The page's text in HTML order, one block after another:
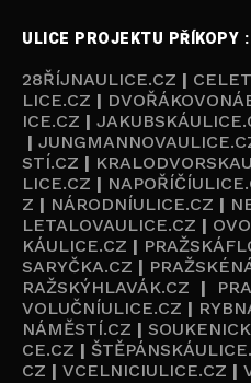
ULICE PROJEKTU PŘÍKOPY :
28ŘÍJNAULICE.CZ |
LICE.CZ |
ICE.CZ |
|
STÍ.CZ |
LICE.CZ |
Z | NÁRODNÍULICE.CZ |
LETALOVAULICE.CZ |
KÁULICE.CZ |
SARYČKA.CZ |
RAŽSKÝHLAVÁK.CZ
|
VOLUČNÍULICE.CZ |
NÁMĚSTÍ.CZ |
CE.CZ |
CZ | VCELNICIULICE.CZ |